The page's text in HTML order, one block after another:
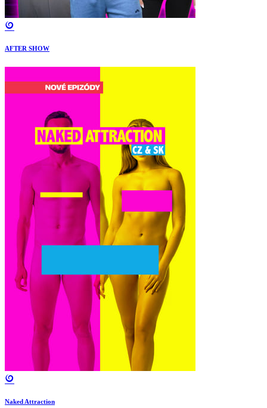
AFTER SHOW
Naked Attraction